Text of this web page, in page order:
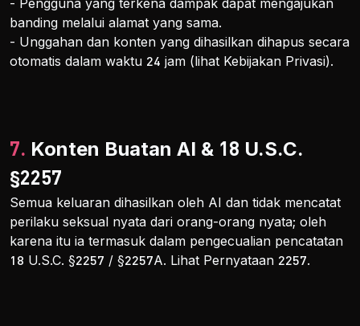
- Pengguna yang terkena dampak dapat mengajukan
banding melalui alamat yang sama.
- Unggahan dan konten yang dihasilkan dihapus secara
otomatis dalam waktu 24 jam (lihat Kebijakan Privasi).
7. Konten Buatan AI & 18 U.S.C.
§2257
Semua keluaran dihasilkan oleh AI dan tidak mencatat
perilaku seksual nyata dari orang-orang nyata; oleh
karena itu ia termasuk dalam pengecualian pencatatan
18 U.S.C. §2257 / §2257A. Lihat Pernyataan 2257.